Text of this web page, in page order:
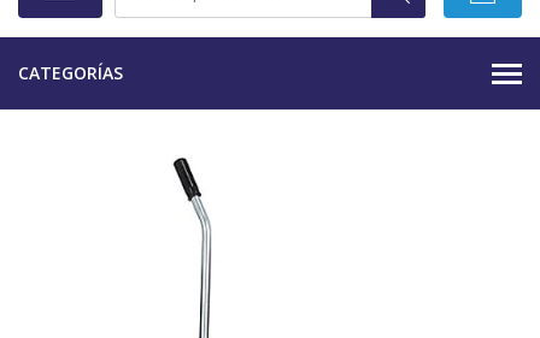
CATEGORÍAS